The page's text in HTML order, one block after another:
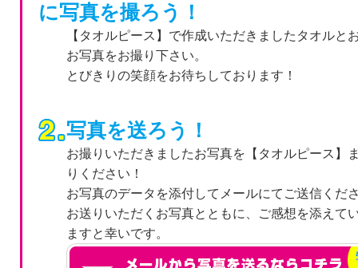
に写真を撮ろう！
【タオルピース】で作成いただきましたタオルと
お写真をお撮り下さい。
とびきりの笑顔をお待ちしております！
写真を送ろう！
お撮りいただきましたお写真を【タオルピース】
りください！
お写真のデータを添付してメールにてご送信くだ
お送りいただくお写真とともに、ご感想を添えて
ますと幸いです。